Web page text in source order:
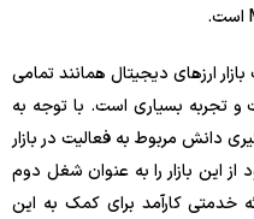
ارزهای دیجیتال همانند تمامی
تجربه بسیاری است. با توجه به
دانش مربوط به فعالیت در بازار
این بازار را به عنوان شغل دوم
خدمتی کارآمد برای کمک به این